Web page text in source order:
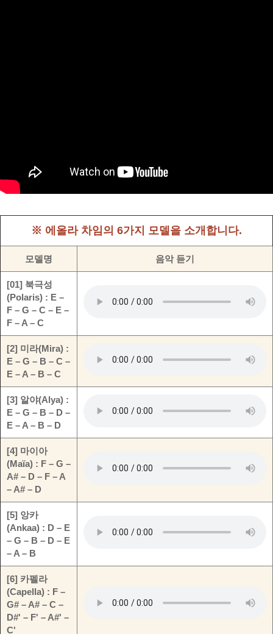
※ 에올라 차임의 6가지 모델을 소개합니다.
모델명 음악 듣기
[01] 북극성
(Polaris) : E –
F – G – C – E –
F – A – C
[2] 미라(Mira) :
E – G – B – C –
E – A – B – C
[3] 알야(Alya) :
E – G – B – D –
E – A – B – D
[4] 마이아
(Maïa) : F – G –
A# – D – F – A
– A# – D
[5] 앙카
(Ankaa) : D – E
– G – B – D – E
– A – B
[6] 카펠라
(Capella) : F –
G# – A# – C –
D#' – F' – A#' –
C'